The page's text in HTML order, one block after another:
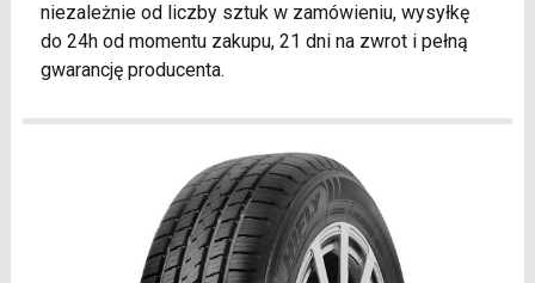
niezależnie od liczby sztuk w zamówieniu, wysyłkę
do 24h od momentu zakupu, 21 dni na zwrot i pełną
gwarancję producenta.